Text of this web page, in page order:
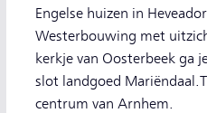
Engelse huizen in
Westerbouwing met
kerkje van Oosterbeek ga
slot landgoed
centrum van Arnhem.